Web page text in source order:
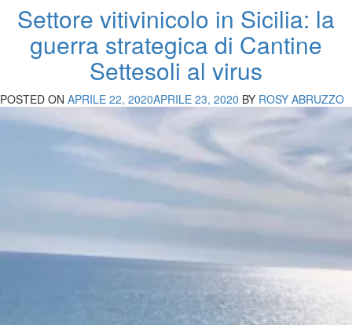
Settore vitivinicolo in Sicilia: la
guerra strategica di Cantine
Settesoli al virus
POSTED ON APRILE 22, 2020APRILE 23, 2020 BY ROSY ABRUZZO